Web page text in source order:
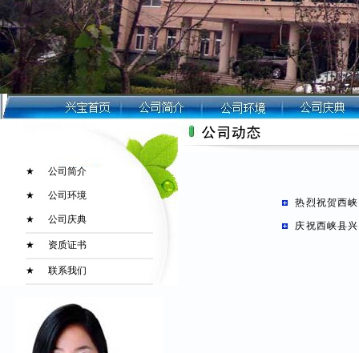
★ 公司简介
★ 公司环境
★ 公司庆典
★ 资质证书
★ 联系我们
热烈祝贺西
庆祝西峡县